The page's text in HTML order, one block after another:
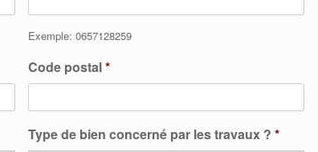
Exemple: 0657128259
Code postal*
Type de bien concerné par les travaux ? *